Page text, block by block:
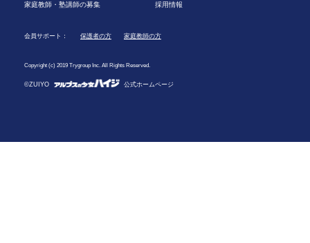
家庭教師・塾講師の募集
採用情報
会員サポート： 保護者の方 家庭教師の方
Copyright (c) 2019 Trygroup Inc. All Rights Reserved.
©ZUIYO 公式ホームページ